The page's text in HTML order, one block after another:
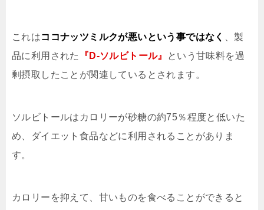
これはココナッツミルクが悪いという事ではなく
、製
品に利用された
『D-ソルビトール』
という甘味料を過
剰摂取したことが関連しているとされます。
ソルビトールはカロリーが砂糖の約75％程度と低いた
め、ダイエット食品などに利用されることがありま
す。
カロリーを抑えて、甘いものを食べることができると